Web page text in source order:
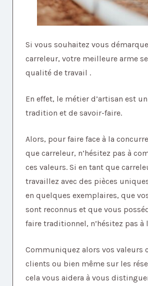
Si vous souhaitez vous
carreleur, votre meilleure arme
qualité de travail .
En effet, le métier d’artisan est
tradition et de savoir-faire.
Alors, pour faire face à la
que carreleur, n’hésitez pas à
ces valeurs. Si en tant que
travaillez avec des pièces
en quelques exemplaires, que
sont reconnus et que vous
faire traditionnel, n’hésitez pas à
Communiquez alors vos valeurs
clients ou bien même sur les
cela vous aidera à vous